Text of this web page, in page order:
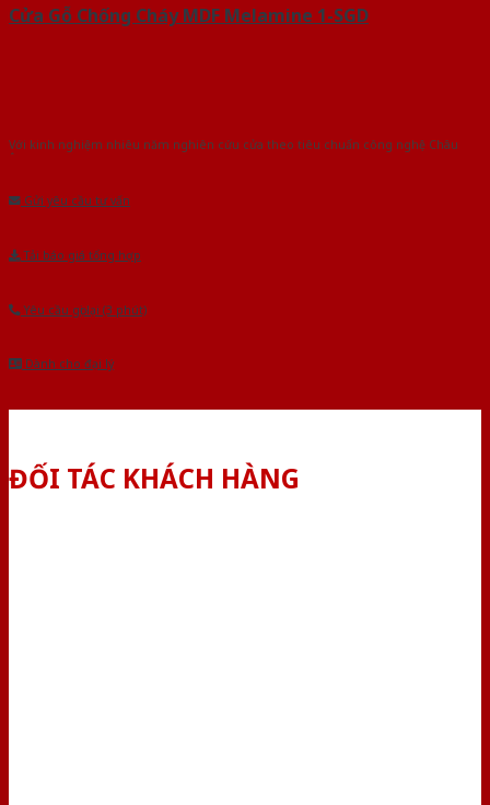
Cửa Gỗ Chống Cháy MDF Melamine 1-SGD
Với kinh nghiệm nhiêu năm nghiên cứu cửa theo tiêu chuẩn công nghệ Châu
Gửi yêu cầu tư vấn
Tải báo giá tổng hợp
Yêu cầu gọi lại (3 phút)
Dành cho đại lý
ĐỐI TÁC KHÁCH HÀNG